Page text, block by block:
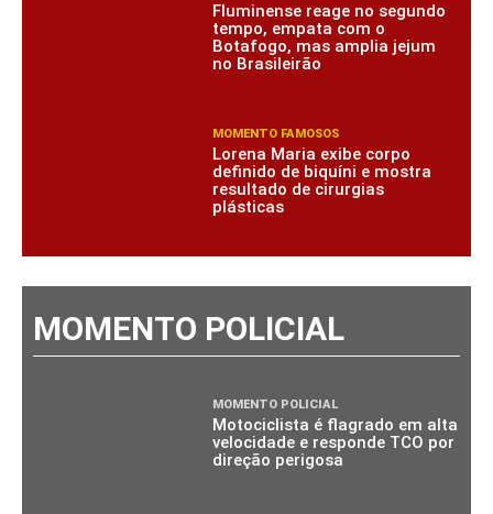
Fluminense reage no segundo
tempo, empata com o
Botafogo, mas amplia jejum
no Brasileirão
MOMENTO FAMOSOS
Lorena Maria exibe corpo
definido de biquíni e mostra
resultado de cirurgias
plásticas
MOMENTO POLICIAL
MOMENTO POLICIAL
Motociclista é flagrado em alta
velocidade e responde TCO por
direção perigosa